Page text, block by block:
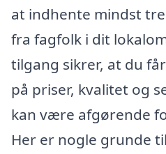
at indhente mindst
fra fagfolk i dit
tilgang sikrer, at du
på priser, kvalitet og
kan være afgørende
Her er nogle grunde